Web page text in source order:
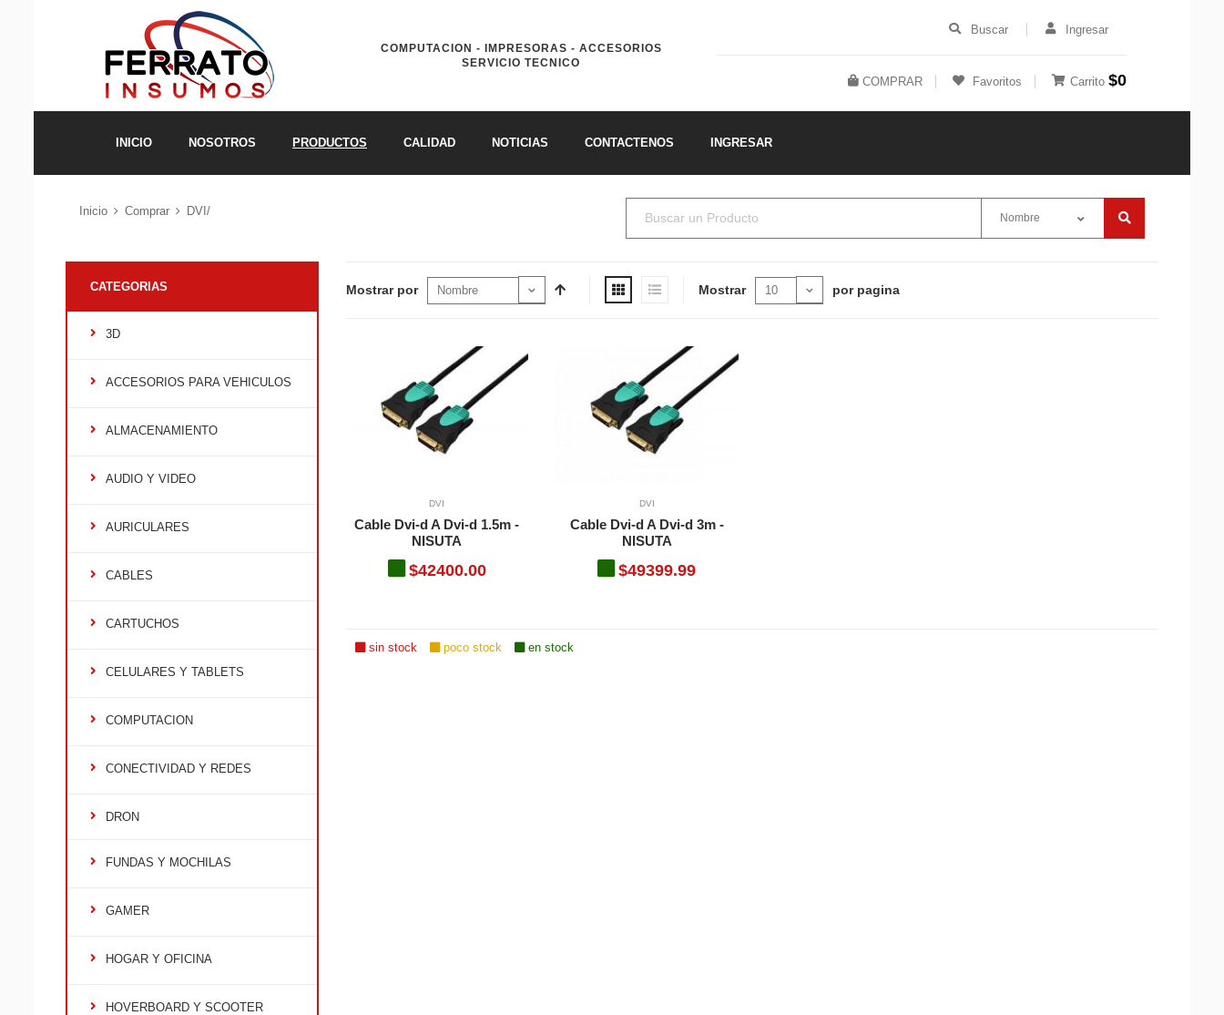
COMPUTACION - IMPRESORAS - ACCESORIOS
SERVICIO TECNICO
Buscar Ingresar
COMPRAR Favoritos Carrito $0
INICIO NOSOTROS PRODUCTOS CALIDAD NOTICIAS CONTACTENOS INGRESAR
Inicio Comprar DVI/ Nombre
Mostrar por Mostrar por pagina
DVI
Cable Dvi-d A Dvi-d 1.5m -
NISUTA
$42400.00
DVI
Cable Dvi-d A Dvi-d 3m -
NISUTA
$49399.99
sin stock poco stock en stock
CATEGORIAS
3D
ACCESORIOS PARA VEHICULOS
ALMACENAMIENTO
AUDIO Y VIDEO
AURICULARES
CABLES
CARTUCHOS
CELULARES Y TABLETS
COMPUTACION
CONECTIVIDAD Y REDES
DRON
FUNDAS Y MOCHILAS
GAMER
HOGAR Y OFICINA
HOVERBOARD Y SCOOTER